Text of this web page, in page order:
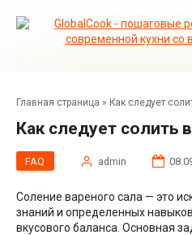
Главная страница » Как следует
Как следует солить
FAQ admin
Соление вареного сала — это
знаний и определенных
вкусового баланса. Основная